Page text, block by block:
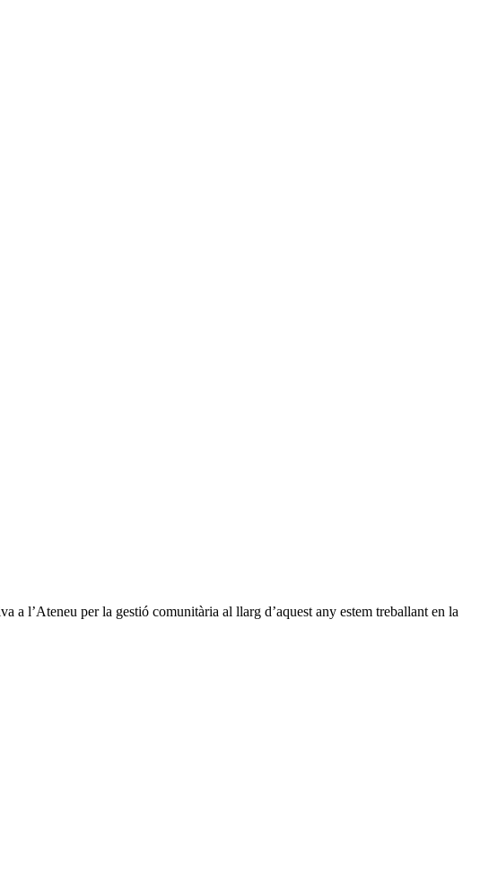
a l’Ateneu per la gestió comunitària al llarg d’aquest any estem treballant en la